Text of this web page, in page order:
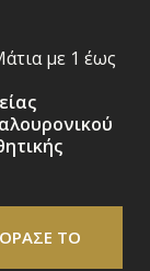
με 1 έως
ΤΟ